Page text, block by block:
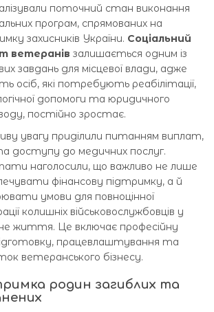
поточний стан виконання
програм, спрямованих на
захисників України. Соціальний
ветеранів залишається одним із
завдань для місцевої влади, адже
осіб, які потребують реабілітації,
допомоги та юридичного
постійно зростає.
увагу приділили питанням виплат,
доступу до медичних послуг.
наголосили, що важливо не лише
фінансову підтримку, а й
умови для повноцінної
колишніх військовослужбовців у
життя. Це включає професійну
працевлаштування та
ветеранського бізнесу.
родин загиблих та